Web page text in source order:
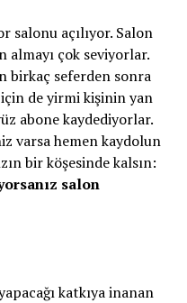
salonu açılıyor. Salon
almayı çok seviyorlar.
birkaç seferden sonra
de yirmi kişinin yan
abone kaydediyorlar.
varsa hemen kaydolun
bir köşesinde kalsın:
salon
katkıya inanan